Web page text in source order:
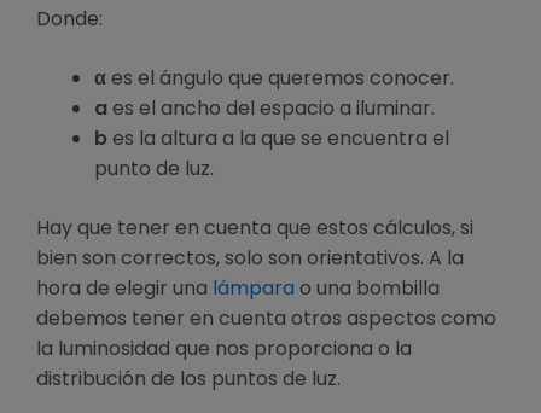
Donde:
αes el ángulo que queremos conocer.
aes el ancho del espacio a iluminar.
b es la altura a la que se encuentra el
punto de luz.
Hay que tener en cuenta que estos cálculos, si
bien son correctos, solo son orientativos. A la
hora de elegir una lámpara o una bombilla
debemos tener en cuenta otros aspectos como
la luminosidad que nos proporciona o la
distribución de los puntos de luz.